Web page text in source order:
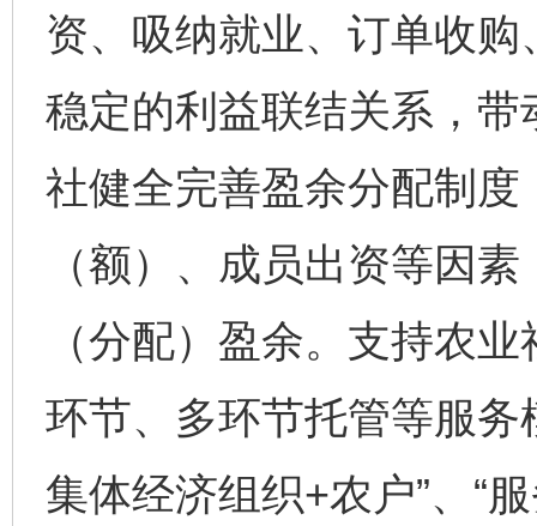
资、吸纳就业、订单收
稳定的利益联结关系，
社健全完善盈余分配制
（额）、成员出资等因
（分配）盈余。支持农
环节、多环节托管等服务
集体经济组织+农户”、“